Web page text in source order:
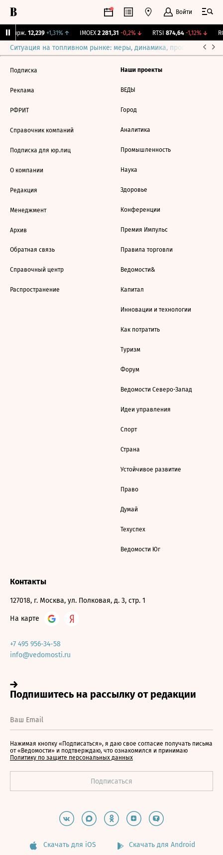
Войти
Бирж. 12,239 +1,31%↑ IMOEX 2 281,31 -0,2%↓ RTSI 874,64 -1,12%↓
Ситуация на топливном рынке: меры, динамика, прогнозы
Подписка
Реклама
РФРИТ
Справочник компаний
Подписка для юр.лиц
О компании
Редакция
Менеджмент
Архив
Обратная связь
Справочный центр
Распространение
Наши проекты
ВЕДЫ
Город
Аналитика
Промышленность
Наука
Здоровье
Конференции
Премия Импульс
Правила торговли
Ведомости&
Капитал
Инновации и технологии
Как потратить
Туризм
Форум
Ведомости Северо-Запад
Идеи управления
Спорт
Страна
Устойчивое развитие
Право
Думай
Техуспех
Ведомости Юг
Контакты
127018, г. Москва, ул. Полковая, д. 3, стр. 1
На карте
+7 495 956-34-58
info@vedomosti.ru
Нажимая кнопку «Подписаться», я даю свое согласие получать письма
от «Ведомости» и подтверждаю, что ознакомился и принимаю
Политику по защите персональных данных
Скачать для iOS Скачать для Android